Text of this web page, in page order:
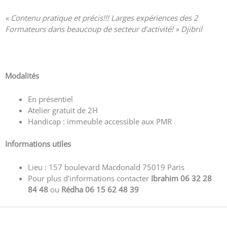
« Contenu pratique et précis!!! Larges expériences des 2
Formateurs dans beaucoup de secteur d’activité! » Djibril
Modalités
En présentiel
Atelier gratuit de 2H
Handicap : immeuble accessible aux PMR
Informations utiles
Lieu : 157 boulevard Macdonald 75019 Paris
Pour plus d’informations contacter Ibrahim 06 32 28
84 48 ou Rédha 06 15 62 48 39